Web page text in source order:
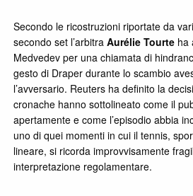
Secondo le ricostruzioni riportate da
secondo set l’arbitraAurélie Tourte ha
Medvedev per una chiamata di
gesto di Draper durante lo scambio
l’avversario. Reuters ha definito la
cronache hanno sottolineato come il
apertamente e come l’episodio abbia
uno di quei momenti in cui il tennis,
lineare, si ricorda improvvisamente
interpretazione regolamentare.